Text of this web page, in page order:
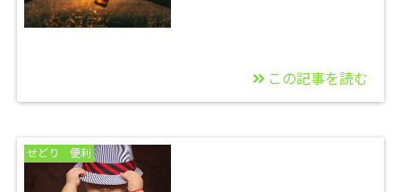
停止と値下げされない
方法について
この記事を読む
せどり 便利